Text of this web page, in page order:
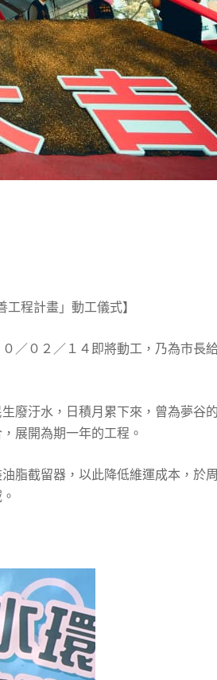
程計畫」動工儀式】
／０２／１４即將動工，乃為市長
廢汙水，日積月累下來，曾為夢谷
展開為期一年的工程。
脂截留器，以此降低維運成本，於